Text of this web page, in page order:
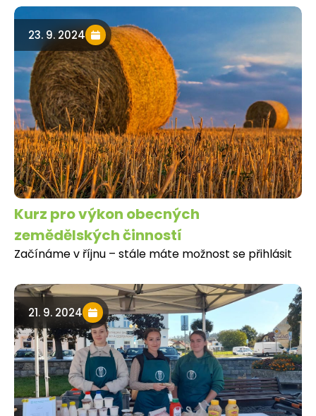
23. 9. 2024
Kurz pro výkon obecných
zemědělských činností
Začínáme v říjnu – stále máte možnost se přihlásit
21. 9. 2024